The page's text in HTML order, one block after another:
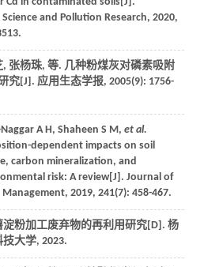
and Pollution Research, 2020,
张杨珠, 等. 几种粉煤灰对磷素吸附
究[J]. 应用生态学报, 2005(9): 1756-
A H, Shaheen S M, et al.
dependent impacts on soil
carbon mineralization, and
risk: A review[J]. Journal of
, 2019, 241(7): 458-467.
淀粉加工废弃物的再利用研究[D]. 杨
技大学, 2023.